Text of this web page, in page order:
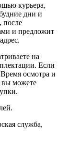
курьера,
дни и
после
и предложит
на
Если
осмотра и
вы можете
служба,